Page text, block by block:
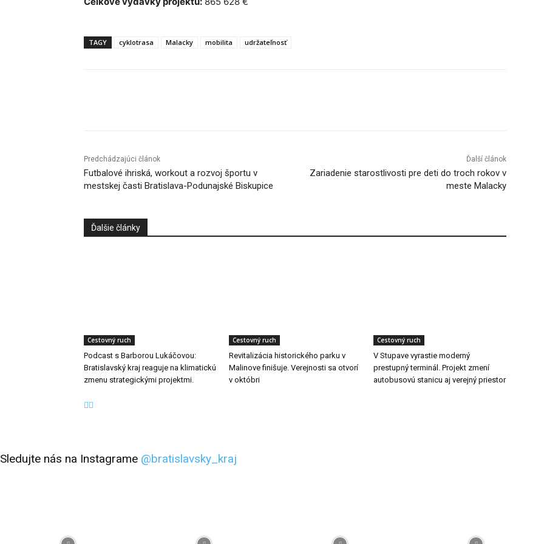
TAGY cyklotrasa Malacky mobilita udržateľnosť
Predchádzajúci článok
Futbalové ihriská, workout a rozvoj športu v
mestskej časti Bratislava-Podunajské Biskupice
Ďalší článok
Zariadenie starostlivosti pre deti do troch rokov v
meste Malacky
Ďalšie články
Cestovný ruch
Podcast s Barborou Lukáčovou:
Bratislavský kraj reaguje na klimatickú
zmenu strategickými projektmi.
Cestovný ruch
Revitalizácia historického parku v
Malinove finišuje. Verejnosti sa otvorí
v októbri
Cestovný ruch
V Stupave vyrastie moderný
prestupný terminál. Projekt zmení
autobusovú stanicu aj verejný priestor
Sledujte nás na Instagrame @bratislavsky_kraj